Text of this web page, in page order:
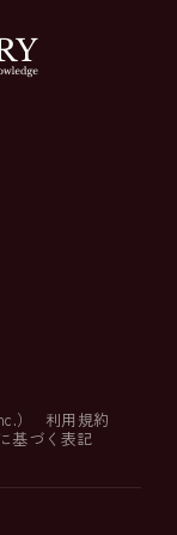
）
利用規約
基づく表記